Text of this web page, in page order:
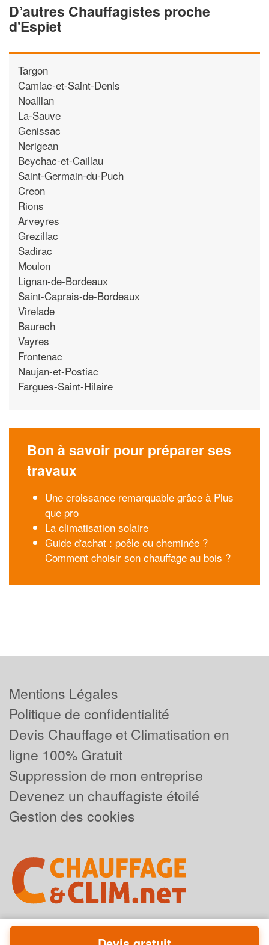
D’autres Chauffagistes proche
d'Espiet
Targon
Camiac-et-Saint-Denis
Noaillan
La-Sauve
Genissac
Nerigean
Beychac-et-Caillau
Saint-Germain-du-Puch
Creon
Rions
Arveyres
Grezillac
Sadirac
Moulon
Lignan-de-Bordeaux
Saint-Caprais-de-Bordeaux
Virelade
Baurech
Vayres
Frontenac
Naujan-et-Postiac
Fargues-Saint-Hilaire
Bon à savoir pour préparer ses
travaux
Une croissance remarquable grâce à Plus
que pro
La climatisation solaire
Guide d'achat : poêle ou cheminée ?
Comment choisir son chauffage au bois ?
Mentions Légales
Politique de confidentialité
Devis Chauffage et Climatisation en
ligne 100% Gratuit
Suppression de mon entreprise
Devenez un chauffagiste étoilé
Gestion des cookies